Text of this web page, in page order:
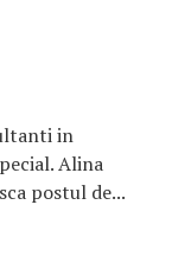
in
Alina
postul de...